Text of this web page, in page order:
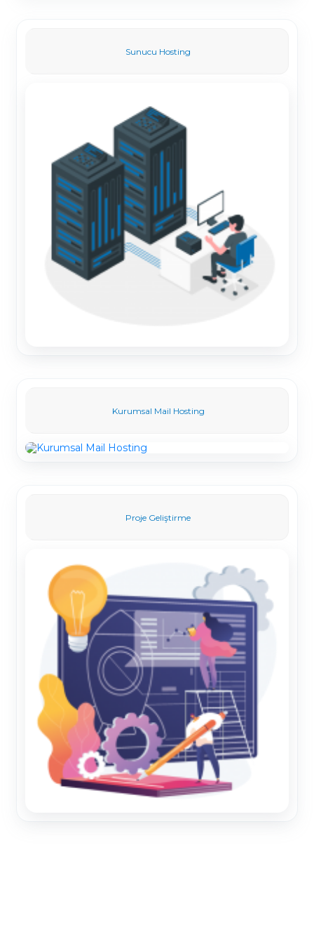
Sunucu Hosting
Kurumsal Mail Hosting
Proje Geliştirme